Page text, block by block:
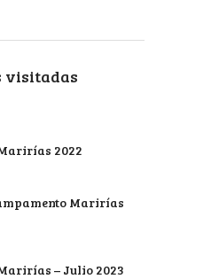
visitadas
2022
Marirías
– Julio 2023